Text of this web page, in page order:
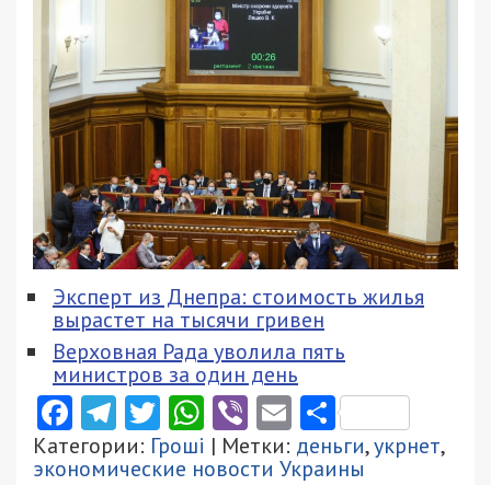
Эксперт из Днепра: стоимость жилья
вырастет на тысячи гривен
Верховная Рада уволила пять
министров за один день
Facebook
Telegram
Twitter
WhatsApp
ViberEmail
Категории: Гроші | Метки: деньги,укрнет,
экономические новости Украины